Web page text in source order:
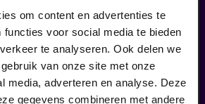
om content en advertenties te
functies voor social media te bieden
te analyseren. Ook delen we
van onze site met onze
media, adverteren en analyse. Deze
gegevens combineren met andere